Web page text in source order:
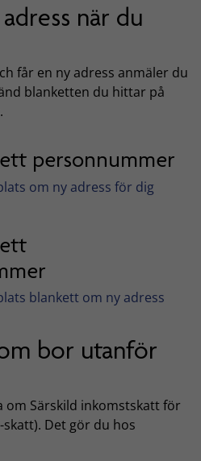
när du
får en ny adress anmäler du
blanketten du hittar på
personnummer
om ny adress för dig
blankett om ny adress
bor utanför
om Särskild inkomstskatt för
Det gör du hos